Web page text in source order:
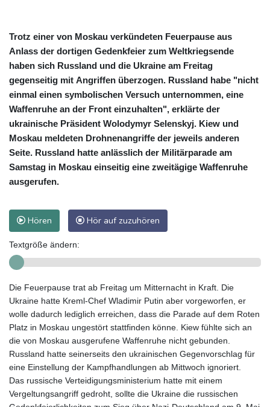
Trotz einer von Moskau verkündeten Feuerpause aus
Anlass der dortigen Gedenkfeier zum Weltkriegsende
haben sich Russland und die Ukraine am Freitag
gegenseitig mit Angriffen überzogen. Russland habe "nicht
einmal einen symbolischen Versuch unternommen, eine
Waffenruhe an der Front einzuhalten", erklärte der
ukrainische Präsident Wolodymyr Selenskyj. Kiew und
Moskau meldeten Drohnenangriffe der jeweils anderen
Seite. Russland hatte anlässlich der Militärparade am
Samstag in Moskau einseitig eine zweitägige Waffenruhe
ausgerufen.
Hören Hör auf zuzuhören
Textgröße ändern:
Die Feuerpause trat ab Freitag um Mitternacht in Kraft. Die
Ukraine hatte Kreml-Chef Wladimir Putin aber vorgeworfen, er
wolle dadurch lediglich erreichen, dass die Parade auf dem Roten
Platz in Moskau ungestört stattfinden könne. Kiew fühlte sich an
die von Moskau ausgerufene Waffenruhe nicht gebunden.
Russland hatte seinerseits den ukrainischen Gegenvorschlag für
eine Einstellung der Kampfhandlungen ab Mittwoch ignoriert.
Das russische Verteidigungsministerium hatte mit einem
Vergeltungsangriff gedroht, sollte die Ukraine die russischen